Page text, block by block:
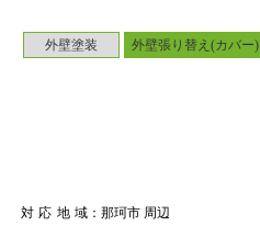
外壁塗装 外壁張り替え(カバー)
対応地域：那珂市 周辺